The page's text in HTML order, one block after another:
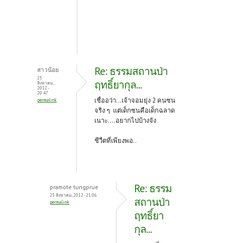
สาวน้อย
25
สิงหาคม,
2012 -
20:47
permalink
Re: ธรรมสถานป่า
ฤทธิ์ยากุล...
เชื่ออว่า...เจ้าจอมยุ่ง 2 คนซน
จริง ๆ แต่เด็กซนคือเด็กฉลาด
เนาะ....อยากไปบ้างจัง
ชีวืตที่เพียงพอ..
pramote tungprue
25 สิงหาคม, 2012 - 21:06
permalink
Re: ธรรม
สถานป่า
ฤทธิ์ยา
กุล...